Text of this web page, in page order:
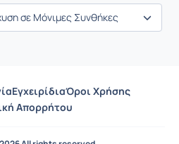
ΕγχειρίδιαΌροι Χρήσης
Απορρήτου